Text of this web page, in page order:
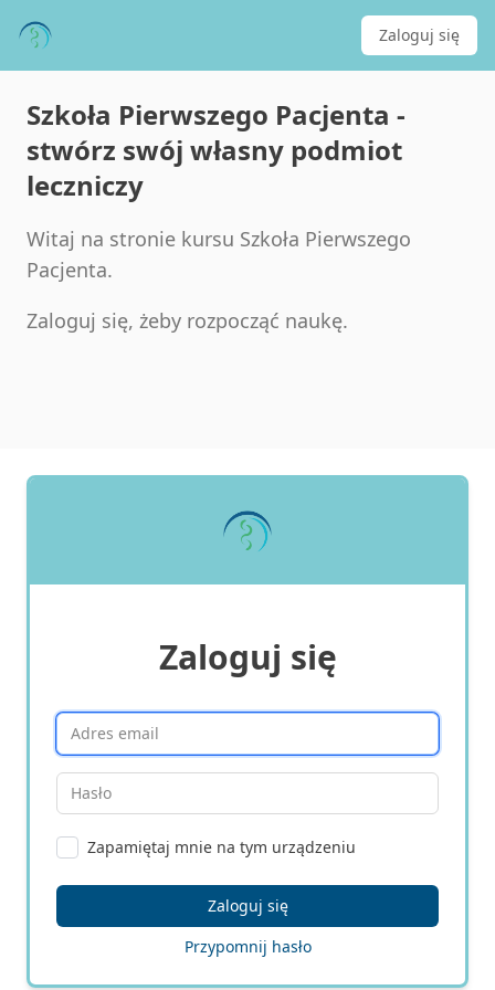
Zaloguj się
Szkoła Pierwszego Pacjenta -
stwórz swój własny podmiot
leczniczy
Witaj na stronie kursu Szkoła Pierwszego
Pacjenta.
Zaloguj się, żeby rozpocząć naukę.
Zaloguj się
Zapamiętaj mnie na tym urządzeniu
Przypomnij hasło